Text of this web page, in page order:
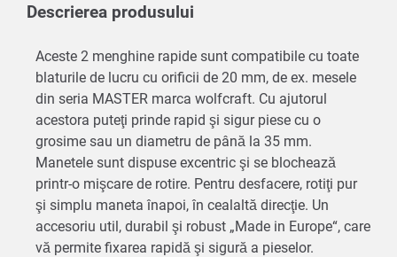
Descrierea produsului
Aceste 2 menghine rapide sunt compatibile cu toate
blaturile de lucru cu orificii de 20 mm, de ex. mesele
din seria MASTER marca wolfcraft. Cu ajutorul
acestora puteţi prinde rapid şi sigur piese cu o
grosime sau un diametru de până la 35 mm.
Manetele sunt dispuse excentric şi se blochează
printr-o mişcare de rotire. Pentru desfacere, rotiţi pur
şi simplu maneta înapoi, în cealaltă direcţie. Un
accesoriu util, durabil şi robust „Made in Europe“, care
vă permite fixarea rapidă şi sigură a pieselor.